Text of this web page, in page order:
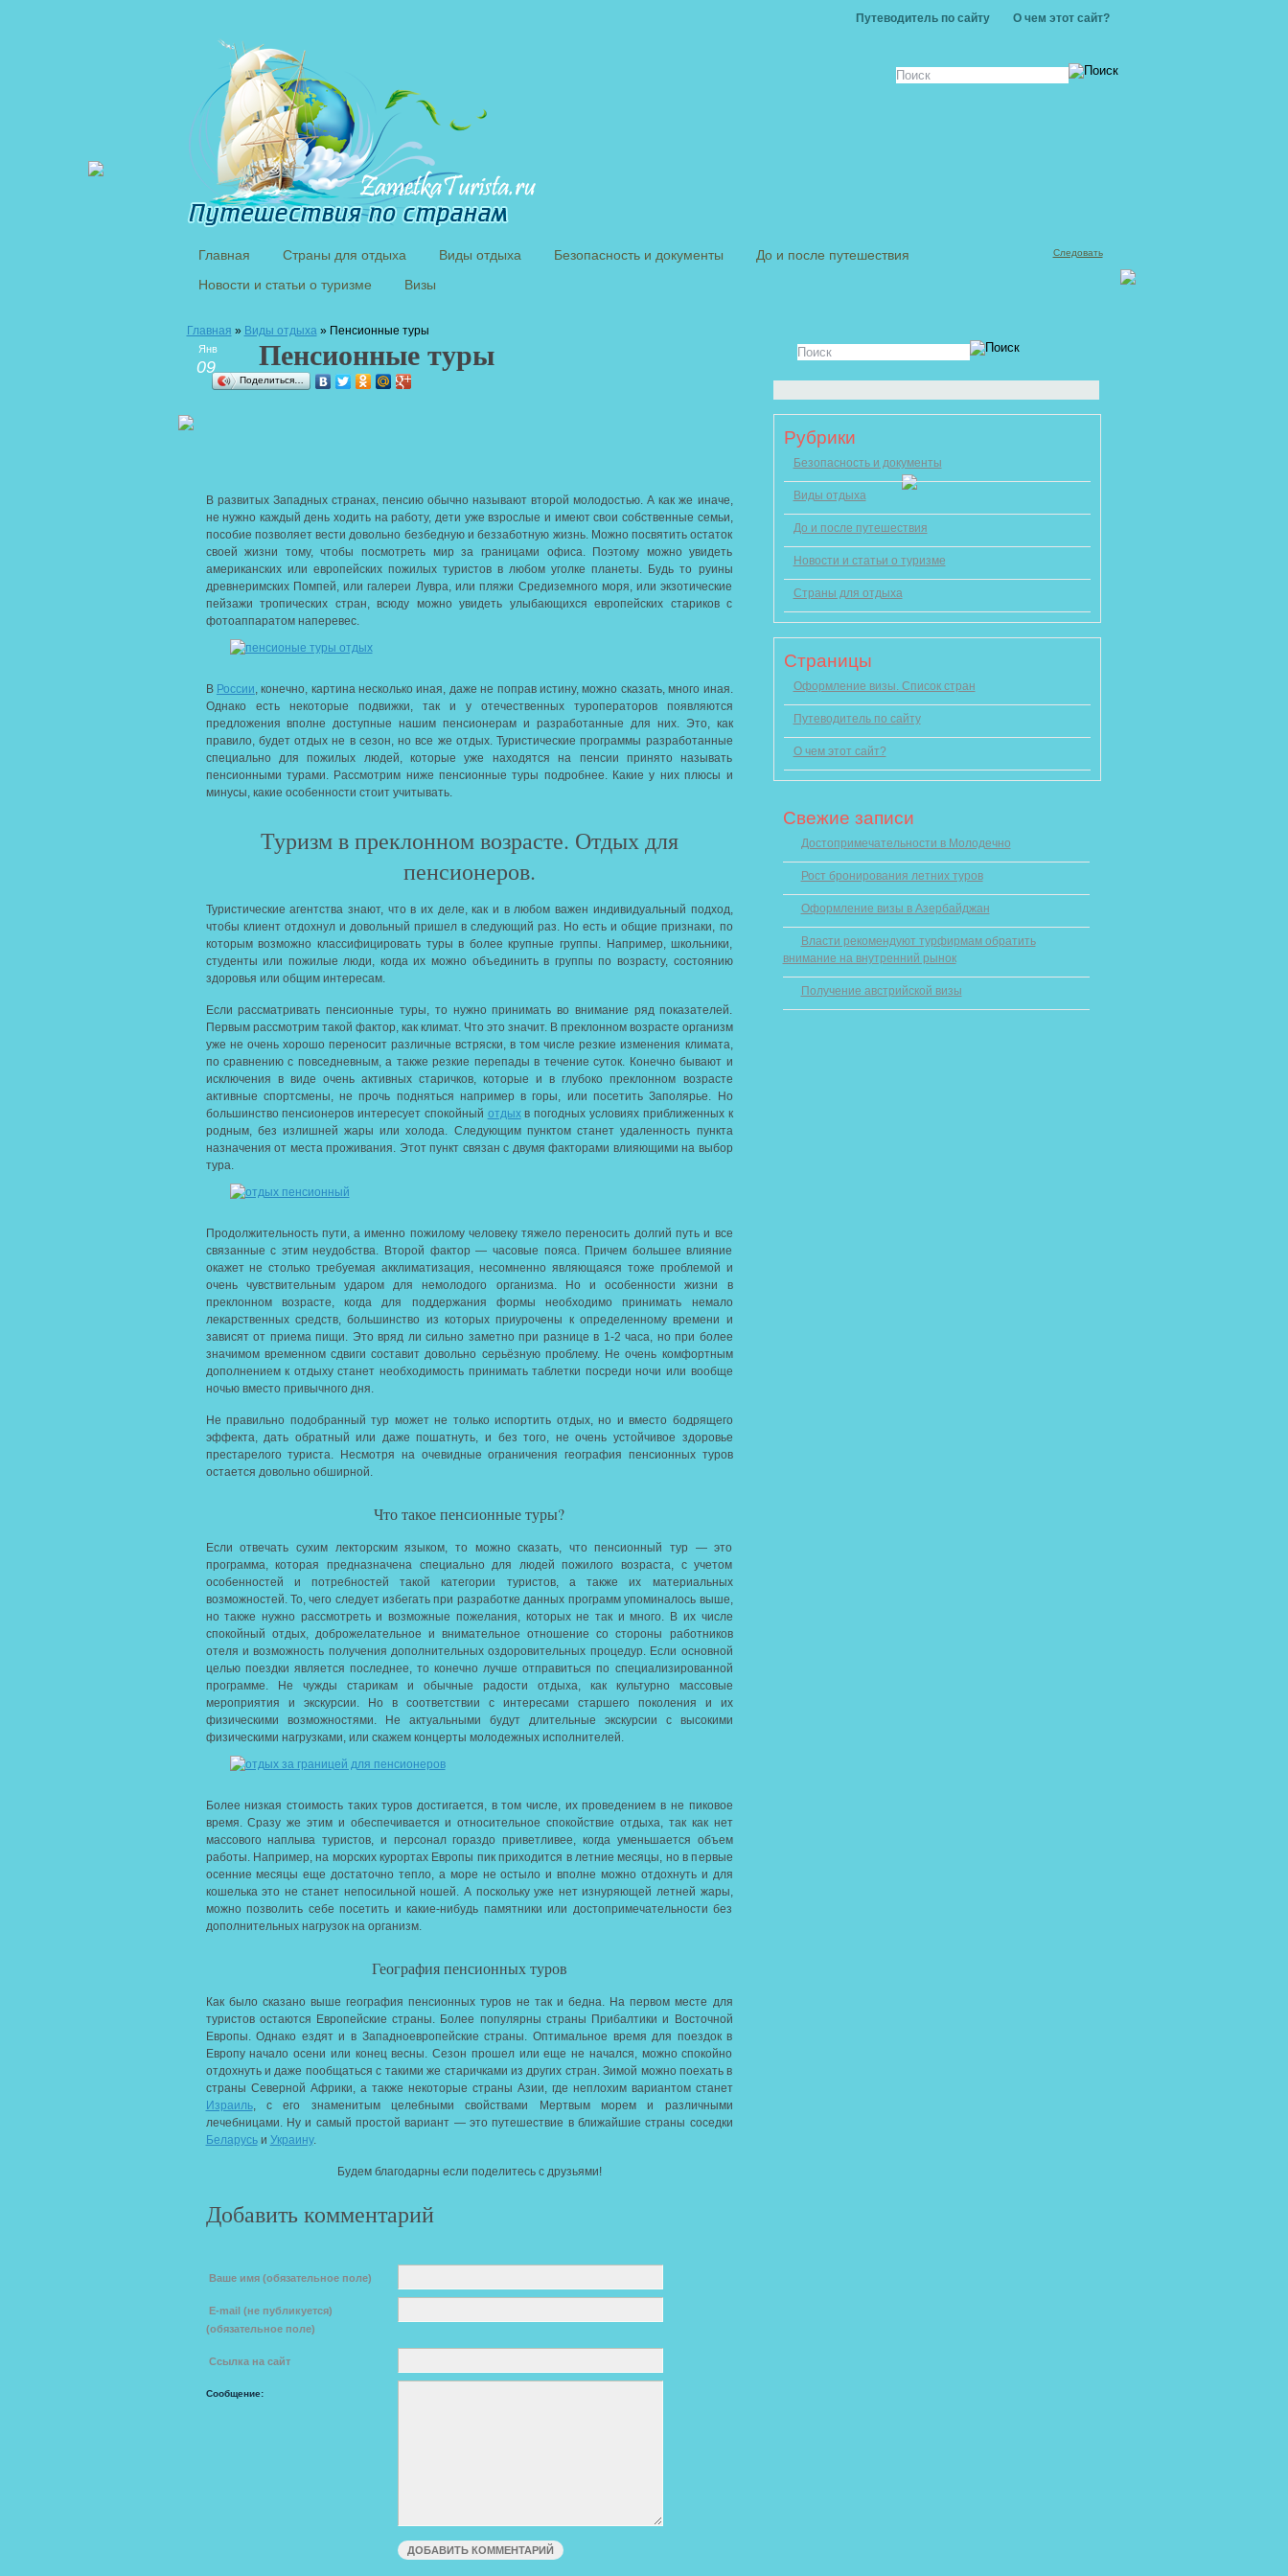
Путеводитель по сайту О чем этот сайт?
Главная Страны для отдыха Виды отдыха Безопасность и документы
До и после путешествия
Новости и статьи о туризме
Визы
Следовать
Главная » Виды отдыха» Пенсионные туры
Янв
09 Пенсионные туры
Поделиться…
В развитых Западных странах, пенсию обычно называют второй молодостью. А как же иначе,
не нужно каждый день ходить на работу, дети уже взрослые и имеют свои собственные семьи,
пособие позволяет вести довольно безбедную и беззаботную жизнь. Можно посвятить остаток
своей жизни тому, чтобы посмотреть мир за границами офиса. Поэтому можно увидеть
американских или европейских пожилых туристов в любом уголке планеты. Будь то руины
древнеримских Помпей, или галереи Лувра, или пляжи Средиземного моря, или экзотические
пейзажи тропических стран, всюду можно увидеть улыбающихся европейских стариков с
фотоаппаратом наперевес.
В России, конечно, картина несколько иная, даже не поправ истину, можно сказать, много иная.
Однако есть некоторые подвижки, так и у отечественных туроператоров появляются
предложения вполне доступные нашим пенсионерам и разработанные для них. Это, как
правило, будет отдых не в сезон, но все же отдых. Туристические программы разработанные
специально для пожилых людей, которые уже находятся на пенсии принято называть
пенсионными турами. Рассмотрим ниже пенсионные туры подробнее. Какие у них плюсы и
минусы, какие особенности стоит учитывать.
Туризм в преклонном возрасте. Отдых для
пенсионеров.
Туристические агентства знают, что в их деле, как и в любом важен индивидуальный подход,
чтобы клиент отдохнул и довольный пришел в следующий раз. Но есть и общие признаки, по
которым возможно классифицировать туры в более крупные группы. Например, школьники,
студенты или пожилые люди, когда их можно объединить в группы по возрасту, состоянию
здоровья или общим интересам.
Если рассматривать пенсионные туры, то нужно принимать во внимание ряд показателей.
Первым рассмотрим такой фактор, как климат. Что это значит. В преклонном возрасте организм
уже не очень хорошо переносит различные встряски, в том числе резкие изменения климата,
по сравнению с повседневным, а также резкие перепады в течение суток. Конечно бывают и
исключения в виде очень активных старичков, которые и в глубоко преклонном возрасте
активные спортсмены, не прочь подняться например в горы, или посетить Заполярье. Но
большинство пенсионеров интересует спокойный отдыхв погодных условиях приближенных к
родным, без излишней жары или холода. Следующим пунктом станет удаленность пункта
назначения от места проживания. Этот пункт связан с двумя факторами влияющими на выбор
тура.
Продолжительность пути, а именно пожилому человеку тяжело переносить долгий путь и все
связанные с этим неудобства. Второй фактор — часовые пояса. Причем большее влияние
окажет не столько требуемая акклиматизация, несомненно являющаяся тоже проблемой и
очень чувствительным ударом для немолодого организма. Но и особенности жизни в
преклонном возрасте, когда для поддержания формы необходимо принимать немало
лекарственных средств, большинство из которых приурочены к определенному времени и
зависят от приема пищи. Это вряд ли сильно заметно при разнице в 1-2 часа, но при более
значимом временном сдвиги составит довольно серьёзную проблему. Не очень комфортным
дополнением к отдыху станет необходимость принимать таблетки посреди ночи или вообще
ночью вместо привычного дня.
Не правильно подобранный тур может не только испортить отдых, но и вместо бодрящего
эффекта, дать обратный или даже пошатнуть, и без того, не очень устойчивое здоровье
престарелого туриста. Несмотря на очевидные ограничения география пенсионных туров
остается довольно обширной.
Что такое пенсионные туры?
Если отвечать сухим лекторским языком, то можно сказать, что пенсионный тур — это
программа, которая предназначена специально для людей пожилого возраста, с учетом
особенностей и потребностей такой категории туристов, а также их материальных
возможностей. То, чего следует избегать при разработке данных программ упоминалось выше,
но также нужно рассмотреть и возможные пожелания, которых не так и много. В их числе
спокойный отдых, доброжелательное и внимательное отношение со стороны работников
отеля и возможность получения дополнительных оздоровительных процедур. Если основной
целью поездки является последнее, то конечно лучше отправиться по специализированной
программе. Не чужды старикам и обычные радости отдыха, как культурно массовые
мероприятия и экскурсии. Но в соответствии с интересами старшего поколения и их
физическими возможностями. Не актуальными будут длительные экскурсии с высокими
физическими нагрузками, или скажем концерты молодежных исполнителей.
Более низкая стоимость таких туров достигается, в том числе, их проведением в не пиковое
время. Сразу же этим и обеспечивается и относительное спокойствие отдыха, так как нет
массового наплыва туристов, и персонал гораздо приветливее, когда уменьшается объем
работы. Например, на морских курортах Европы пик приходится в летние месяцы, но в первые
осенние месяцы еще достаточно тепло, а море не остыло и вполне можно отдохнуть и для
кошелька это не станет непосильной ношей. А поскольку уже нет изнуряющей летней жары,
можно позволить себе посетить и какие-нибудь памятники или достопримечательности без
дополнительных нагрузок на организм.
География пенсионных туров
Как было сказано выше география пенсионных туров не так и бедна. На первом месте для
туристов остаются Европейские страны. Более популярны страны Прибалтики и Восточной
Европы. Однако ездят и в Западноевропейские страны. Оптимальное время для поездок в
Европу начало осени или конец весны. Сезон прошел или еще не начался, можно спокойно
отдохнуть и даже пообщаться с такими же старичками из других стран. Зимой можно поехать в
страны Северной Африки, а также некоторые страны Азии, где неплохим вариантом станет
Израиль, с его знаменитым целебными свойствами Мертвым морем и различными
лечебницами. Ну и самый простой вариант — это путешествие в ближайшие страны соседки
Беларусьи Украину.
Будем благодарны если поделитесь с друзьями!
Добавить комментарий
Ваше имя (обязательное поле)
E-mail (не публикуется)
(обязательное поле)
Ссылка на сайт
Сообщение:
Рубрики
Безопасность и документы
Виды отдыха
До и после путешествия
Новости и статьи о туризме
Страны для отдыха
Страницы
Оформление визы. Список стран
Путеводитель по сайту
О чем этот сайт?
Свежие записи
Достопримечательности в Молодечно
Рост бронирования летних туров
Оформление визы в Азербайджан
Власти рекомендуют турфирмам обратить
внимание на внутренний рынок
Получение австрийской визы